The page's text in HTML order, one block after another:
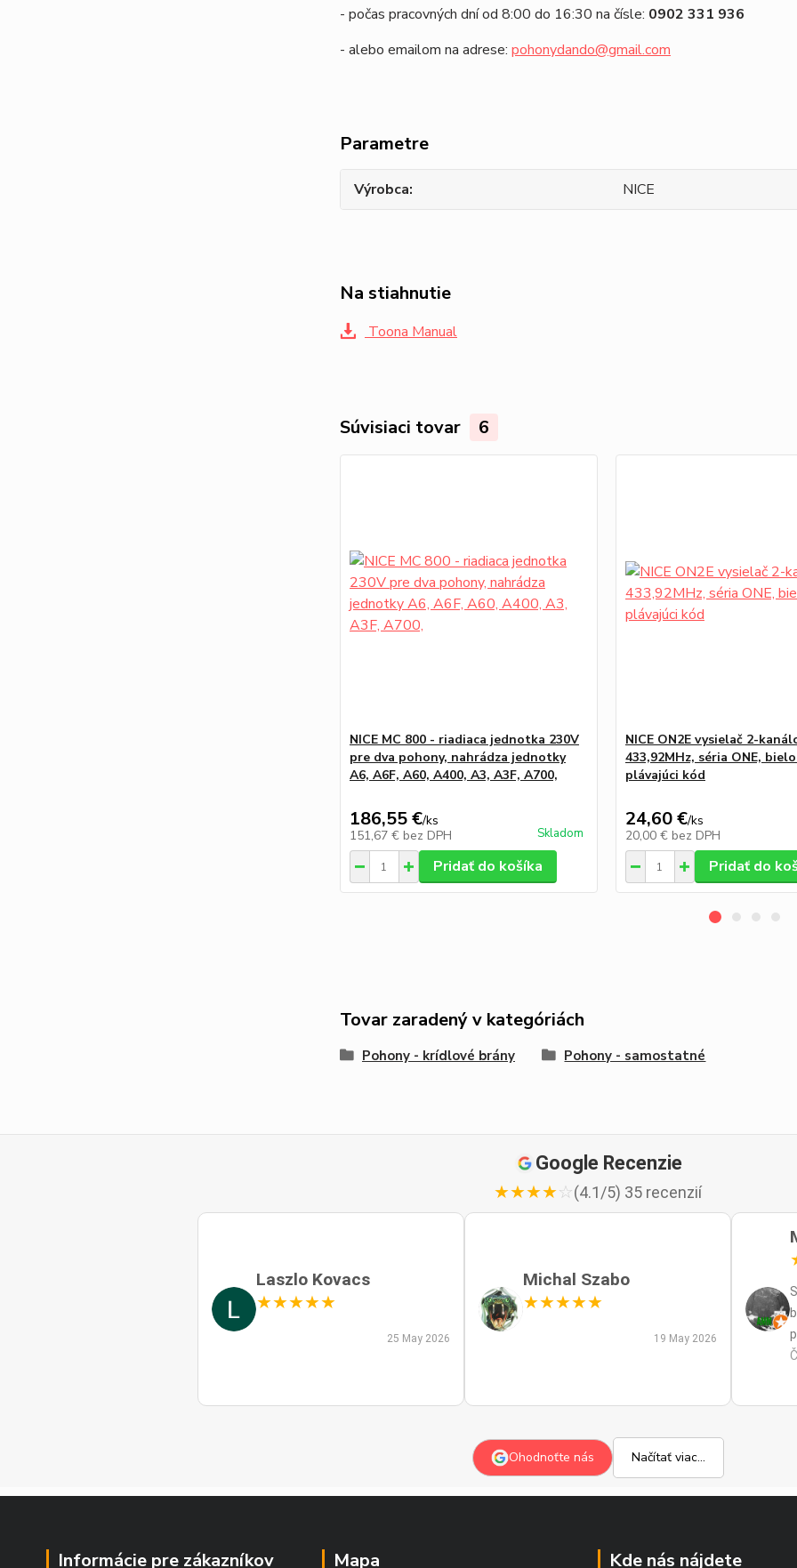
- počas pracovných dní od 8:00 do 16:30 na čísle: 0902 331 936
- alebo emailom na adrese: pohonydando@gmail.com
Parametre
Výrobca NICE
Na stiahnutie
Toona Manual
Súvisiaci tovar 6
NICE MC 800 - riadiaca jednotka 230V
pre dva pohony, nahrádza jednotky
A6, A6F, A60, A400, A3, A3F, A700,
186,55 €/ks
151,67 € bez DPH Skladom
Pridať do košíka
NICE ON2E vysielač 2-
433,92MHz, séria ONE,
plávajúci kód
24,60 €/ks
20,00 € bez DPH
Pridať do
Tovar zaradený v kategóriách
Pohony - krídlové brány Pohony - samostatné
Google Recenzie
★★★★☆(4.1/5) 35 recenzií
Laszlo Kovacs
★★★★★
25 May 2026
Michal Szabo
★★★★★
19 May 2026
Ohodnoťte nás Načítať viac...
Informácie pre zákazníkov Mapa Kde nás nájdete